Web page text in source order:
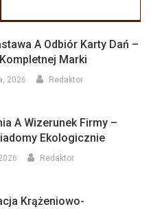
A Odbiór Karty Dań –
Marki
2026 Redaktor
A Wizerunek Firmy –
Ekologicznie
Redaktor
Krążeniowo-